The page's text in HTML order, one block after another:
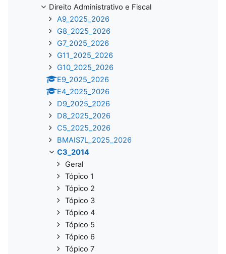
Direito Administrativo e Fiscal
A9_2025_2026
G8_2025_2026
G7_2025_2026
G11_2025_2026
G10_2025_2026
E9_2025_2026
E4_2025_2026
D9_2025_2026
D8_2025_2026
C5_2025_2026
BMAIS7L_2025_2026
C3_2014
Geral
Tópico 1
Tópico 2
Tópico 3
Tópico 4
Tópico 5
Tópico 6
Tópico 7